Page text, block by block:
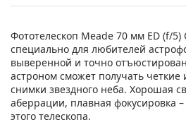
Фототелескоп Meade 70 мм ED (f/
специально для любителей
выверенной и точно
астроном сможет получать
снимки звездного неба. Хорошая
аберрации, плавная фокусировка
этого телескопа.